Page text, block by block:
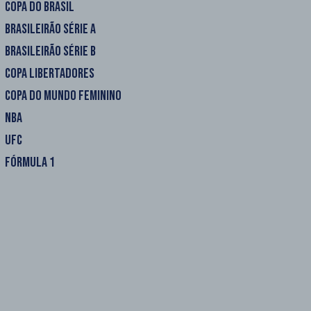
COPA DO BRASIL
BRASILEIRÃO SÉRIE A
BRASILEIRÃO SÉRIE B
COPA LIBERTADORES
COPA DO MUNDO FEMININO
NBA
UFC
FÓRMULA 1